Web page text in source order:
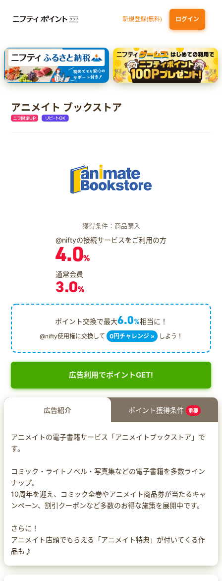
新規登録(無料) ログイン
三井住友カード ゴールド（NL）（家族カード発行） dカード GOLD
【実質初月無料】DMM | Disney+(ディズニープラス) セットプラン
SBI証券 確定拠出年金（iDeCo）
アニメイト ブックストア
獲得条件：商品購入
@niftyの接続サービスをご利用の方
4.0%
通常会員
3.0%
ポイント交換で最大6.0%相当に！
@nifty使用権に交換して 0円チャレンジ » しよう！
広告利用でポイントGET!
広告紹介 ポイント獲得条件 重要
アニメイトの電子書籍サービス「アニメイトブックストア」で
す。
コミック・ライトノベル・写真集などの電子書籍を多数ライン
ナップ。
10周年を迎え、コミック全巻やアニメイト商品券が当たるキャ
ンペーン、割引クーポンなど多数のお得な施策を展開中です。
さらに！
アニメイト店頭でもらえる「アニメイト特典」が付いてくる作
品も♪